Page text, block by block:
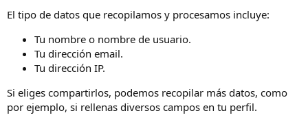
El tipo de datos que recopilamos y procesamos incluye:
Tu nombre o nombre de usuario.
Tu dirección email.
Tu dirección IP.
Si eliges compartirlos, podemos recopilar más datos, como
por ejemplo, si rellenas diversos campos en tu perfil.